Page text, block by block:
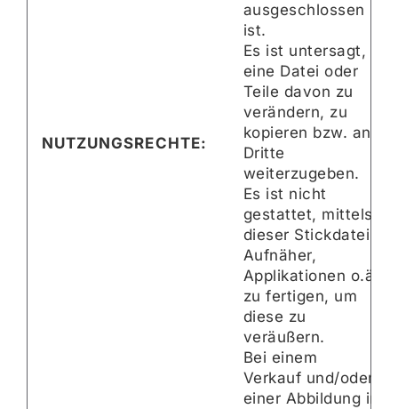
NUTZUNGSRECHTE:
ausgeschlossen
ist.
Es ist untersagt,
eine Datei oder
Teile davon zu
verändern, zu
kopieren bzw. an
Dritte
weiterzugeben.
Es ist nicht
gestattet, mittels
dieser Stickdatei
Aufnäher,
Applikationen o.ä.
zu fertigen, um
diese zu
veräußern.
Bei einem
Verkauf und/oder
einer Abbildung in